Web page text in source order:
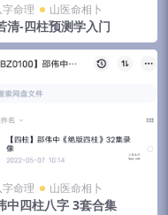
字命理 山医命相卜
清-四柱预测学入门
字命理 山医命相卜
中四柱八字 3套合集